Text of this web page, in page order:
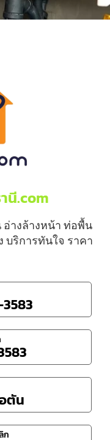
นี.com
างล้างหน้า ท่อพื้น
บริการทันใจ ราคา
ตัน
ก